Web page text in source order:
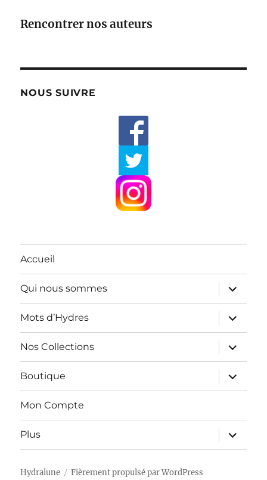
Rencontrer nos auteurs
NOUS SUIVRE
Accueil
Qui nous sommes
ouvrir
le
sous-
menu
Mots d’Hydres
ouvrir
le
sous-
menu
Nos Collections
ouvrir
le
sous-
menu
Boutique
ouvrir
le
sous-
Mon Compte
Plus
ouvrir
le
sous-
Hydralune Fièrement propulsé par WordPress